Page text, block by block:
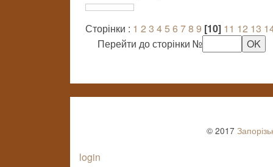
Сторінки : 1 2 3 45 6 78 9 [10] 11 12 13
Перейти до сторінки №
© 2017
login